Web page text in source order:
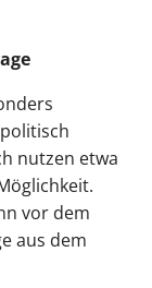
nutzen etwa
vor dem
aus dem